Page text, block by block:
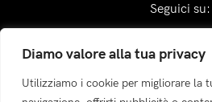
Diamo valore alla tua privacy
Utilizziamo i cookie per migliorare la
Seguici su: